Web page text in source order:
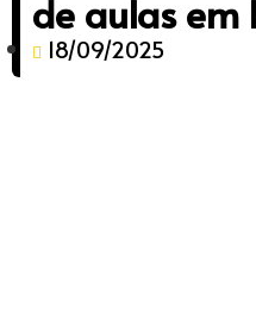
de aulas em
18/09/2025